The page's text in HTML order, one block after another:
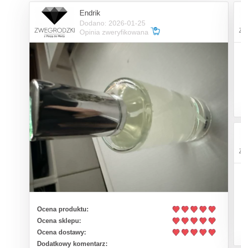
Endrik
Dodano: 2026-01-25
Opinia zweryfikowana
Ocena produktu:
Ocena sklepu:
Ocena dostawy:
Dodatkowy komentarz: